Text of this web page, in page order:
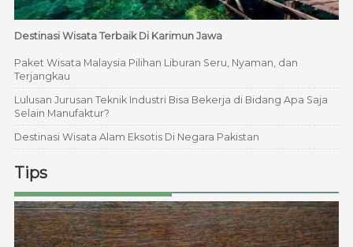
Destinasi Wisata Terbaik Di Karimun Jawa
Paket Wisata Malaysia Pilihan Liburan Seru, Nyaman, dan
Terjangkau
Lulusan Jurusan Teknik Industri Bisa Bekerja di Bidang Apa Saja
Selain Manufaktur?
Destinasi Wisata Alam Eksotis Di Negara Pakistan
Tips